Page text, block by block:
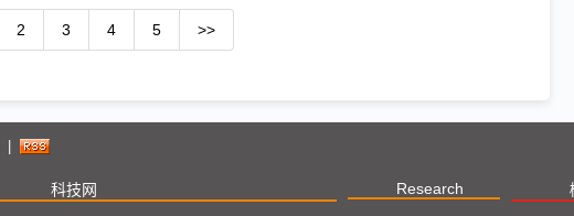
2 3 4 5 >>
|
科技网 Research